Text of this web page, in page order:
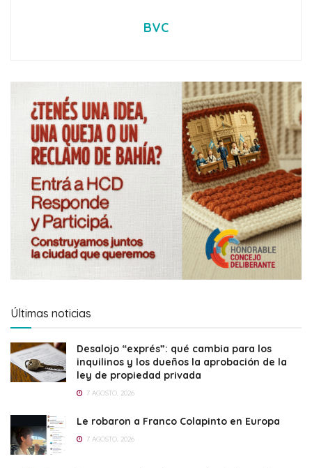
BVC
Últimas noticias
Desalojo “exprés”: qué cambia para los
inquilinos y los dueños la aprobación de la
ley de propiedad privada
7 AGOSTO, 2026
Le robaron a Franco Colapinto en Europa
7 AGOSTO, 2026